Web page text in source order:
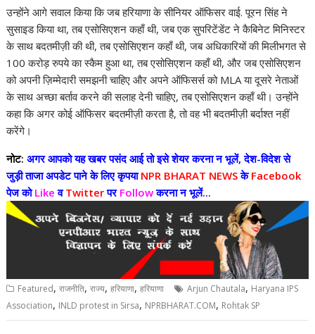
उन्होंने आगे सवाल किया कि जब हरियाणा के सीनियर ऑफिसर वाई. पूरन सिंह ने
सुसाइड किया था, तब एसोसिएशन कहाँ थी, जब एक सुपरिटेंडेंट ने कैबिनेट मिनिस्टर
के साथ बदतमीज़ी की थी, तब एसोसिएशन कहाँ थी, जब अधिकारियों की मिलीभगत से
100 करोड़ रुपये का स्कैम हुआ था, तब एसोसिएशन कहाँ थी, और जब एसोसिएशन
को अपनी ज़िम्मेदारी समझनी चाहिए और अपने ऑफिसर्स को MLA या दूसरे नेताओं
के साथ अच्छा बर्ताव करने की सलाह देनी चाहिए, तब एसोसिएशन कहाँ थी। उन्होंने
कहा कि अगर कोई ऑफिसर बदतमीज़ी करता है, तो वह भी बदतमीज़ी बर्दाश्त नहीं
करेंगे।
नोट: अगर आपको यह खबर पसंद आई तो इसे शेयर करना न भूलें, देश-विदेश से
जुड़ी ताजा अपडेट पाने के लिए कृपयाNPR BHARAT NEWSके Facebook
पेज कोLike वTwitterपर Followकरना न भूलें...
Featured,राजनीति,राज्य,हरियाणा,हरियाणा Arjun Chautala, Haryana IPS
Association, INLD protest in Sirsa, NPRBHARAT.COM, Rohtak SP